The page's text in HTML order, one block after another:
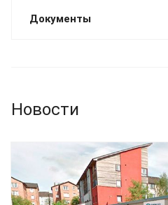
Документы
Новости